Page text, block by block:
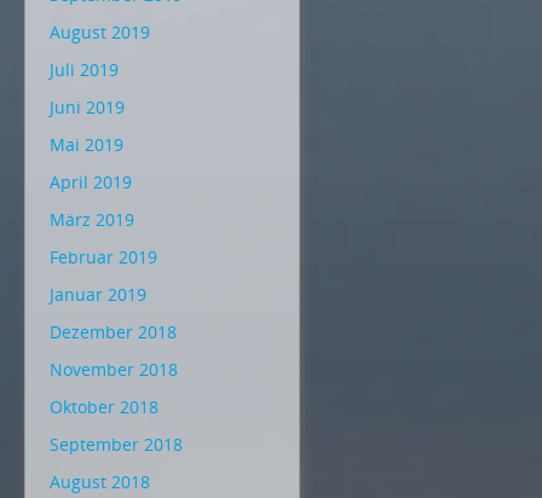
August 2019
Juli 2019
Juni 2019
Mai 2019
April 2019
März 2019
Februar 2019
Januar 2019
Dezember 2018
November 2018
Oktober 2018
September 2018
August 2018